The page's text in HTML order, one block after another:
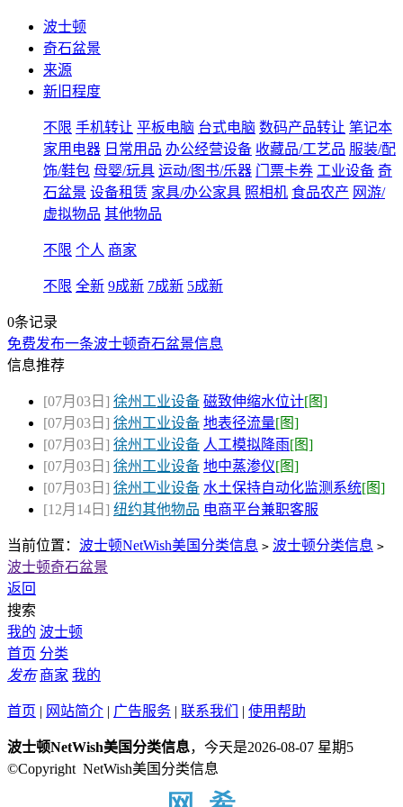
波士顿
奇石盆景
来源
新旧程度
不限 手机转让 平板电脑 台式电脑 数码产品转让 笔记本
家用电器 日常用品 办公经营设备 收藏品/工艺品 服装/配
饰/鞋包 母婴/玩具 运动/图书/乐器 门票卡券 工业设备 奇
石盆景 设备租赁 家具/办公家具 照相机 食品农产 网游/
虚拟物品 其他物品
不限 个人 商家
不限 全新 9成新 7成新 5成新
0条记录
免费发布一条波士顿奇石盆景信息
信息推荐
[07月03日] 徐州工业设备 磁致伸缩水位计[图]
[07月03日] 徐州工业设备 地表径流量[图]
[07月03日] 徐州工业设备 人工模拟降雨[图]
[07月03日] 徐州工业设备 地中蒸渗仪[图]
[07月03日] 徐州工业设备 水土保持自动化监测系统[图]
[12月14日] 纽约其他物品 电商平台兼职客服
当前位置： 波士顿NetWish美国分类信息 > 波士顿分类信息 >
波士顿奇石盆景
返回
搜索
我的 波士顿
首页 分类
发布 商家 我的
首页 | 网站简介 | 广告服务 | 联系我们 | 使用帮助
波士顿NetWish美国分类信息，今天是2026-08-07 星期5
©Copyright NetWish美国分类信息